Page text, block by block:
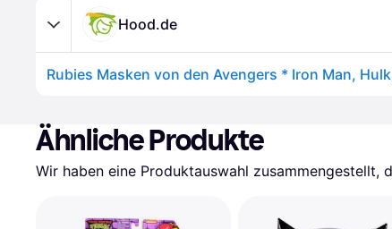
Hood.de
Ähnliche Produkte
Wir haben eine Produktauswahl zusammengestellt,